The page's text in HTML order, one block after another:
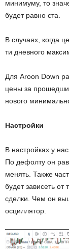
минимуму, то
будет равно ста.
В случаях, когда
ти дневного
Для Aroon Down
цены за
нового
Настройки
В настройках у
По дефолту он
менять. Также
будет зависеть
сделки. Чем он
осциллятор.